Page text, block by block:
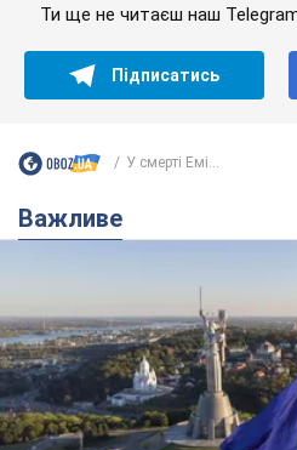
Ти ще не читаєш наш
Підписатись
У смерті Емі...
Важливе